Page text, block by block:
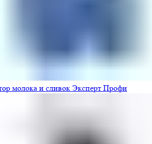
молока и сливок Эксперт Профи